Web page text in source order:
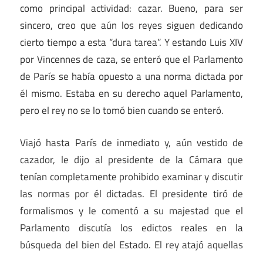
como principal actividad: cazar. Bueno, para ser
sincero, creo que aún los reyes siguen dedicando
cierto tiempo a esta “dura tarea”. Y estando Luis XIV
por Vincennes de caza, se enteró que el Parlamento
de París se había opuesto a una norma dictada por
él mismo. Estaba en su derecho aquel Parlamento,
pero el rey no se lo tomó bien cuando se enteró.
Viajó hasta París de inmediato y, aún vestido de
cazador, le dijo al presidente de la Cámara que
tenían completamente prohibido examinar y discutir
las normas por él dictadas. El presidente tiró de
formalismos y le comentó a su majestad que el
Parlamento discutía los edictos reales en la
búsqueda del bien del Estado. El rey atajó aquellas